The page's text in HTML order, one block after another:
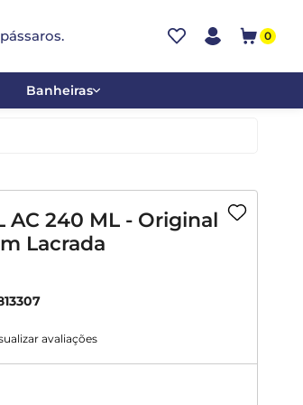
0
Banheiras
Plástica
AC 240 ML - Original
Lacrada
avaliações